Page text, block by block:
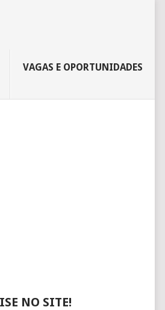
VAGAS E OPORTUNIDADES
NO SITE!